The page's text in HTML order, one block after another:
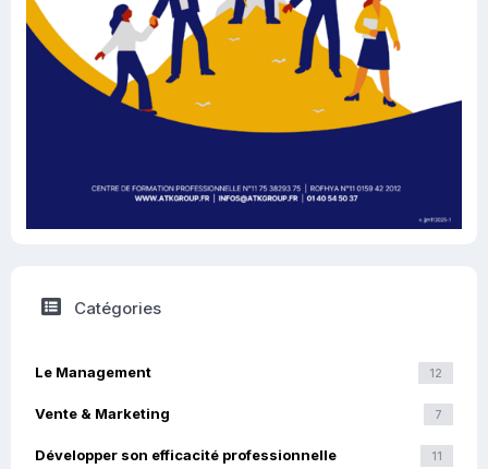
Catégories
12
Le Management
7
Vente & Marketing
11
Développer son efficacité professionnelle